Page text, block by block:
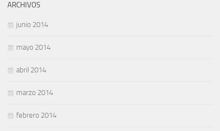
ARCHIVOS
junio 2014
mayo 2014
abril 2014
marzo 2014
febrero 2014